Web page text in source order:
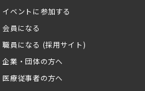
イベントに参加する
会員になる
職員になる (採用サイト)
企業・団体の方へ
医療従事者の方へ